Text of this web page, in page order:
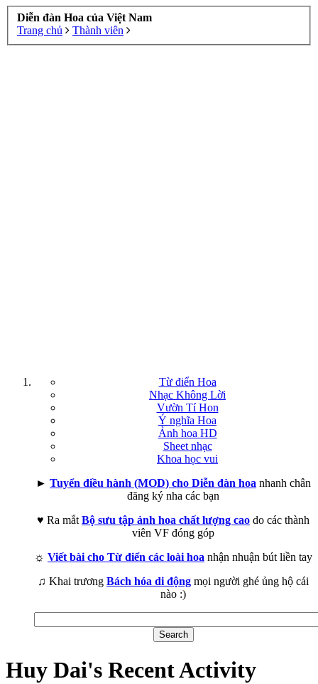
Diễn đàn Hoa của Việt Nam
Trang chủ
Thành viên
Từ điển Hoa
Nhạc Không Lời
Vườn Tí Hon
Ý nghĩa Hoa
Ảnh hoa HD
Sheet nhạc
Khoa học vui
► Tuyển điều hành (MOD) cho Diễn đàn hoa nhanh chân
đăng ký nha các bạn
♥ Ra mắt Bộ sưu tập ảnh hoa chất lượng cao do các thành
viên VF đóng góp
☼ Viết bài cho Từ điển các loài hoa nhận nhuận bút liền tay
♫ Khai trương Bách hóa di động mọi người ghé ủng hộ cái
nào :)
Huy Dai's Recent Activity